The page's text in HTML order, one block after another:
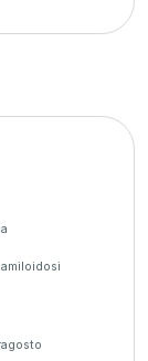
amiloidosi